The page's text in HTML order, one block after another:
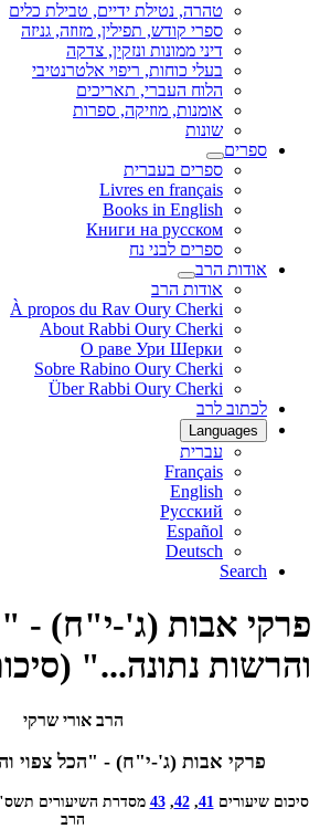
טהרה, נטילת ידיים, טבילת כלים
ספרי קודש, תפילין, מזוזה, גניזה
דיני ממונות ונזקין, צדקה
בעלי כוחות, ריפוי אלטרנטיבי
הלוח העברי, תאריכים
אומנות, מוזיקה, ספרות
שונות
ספרים
ספרים בעברית
Livres en français
Books in English
Книги на русском
ספרים לבני נח
אודות הרב
אודות הרב
À propos du Rav Oury Cherki
About Rabbi Oury Cherki
О раве Ури Шерки
Sobre Rabino Oury Cherki
Über Rabbi Oury Cherki
לכתוב לרב
Languages
עברית
Français
English
Русский
Español
Deutsch
Search
פרקי אבות (ג'-י"ח) -
והרשות נתונה..."
הרב אורי שרקי
פרקי אבות (ג'-י"ח) - "הכל צפוי
סיכום שיעורים 41
,
42
,
43 מסדרת השיעורים
הרב